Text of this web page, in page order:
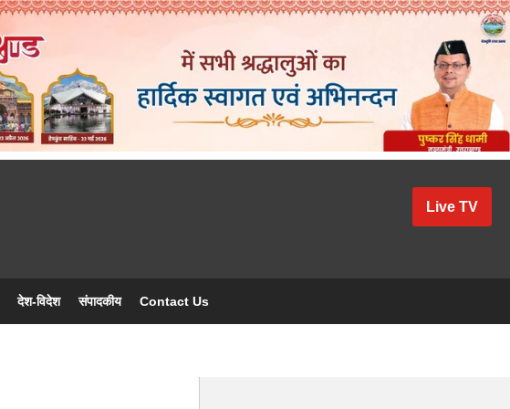
Live TV
देश-विदेश संपादकीय Contact Us